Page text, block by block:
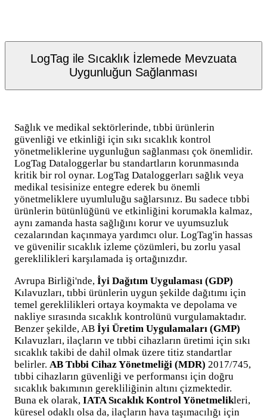
LogTag ile Sıcaklık İzlemede Mevzuata
Uygunluğun Sağlanması
Sağlık ve medikal sektörlerinde, tıbbi ürünlerin
güvenliği ve etkinliği için sıkı sıcaklık kontrol
yönetmeliklerine uygunluğun sağlanması çok önemlidir.
LogTag Dataloggerlar bu standartların korunmasında
kritik bir rol oynar. LogTag Dataloggerları sağlık veya
medikal tesisinize entegre ederek bu önemli
yönetmeliklere uyumluluğu sağlarsınız. Bu sadece tıbbi
ürünlerin bütünlüğünü ve etkinliğini korumakla kalmaz,
aynı zamanda hasta sağlığını korur ve uyumsuzluk
cezalarından kaçınmaya yardımcı olur. LogTag'in hassas
ve güvenilir sıcaklık izleme çözümleri, bu zorlu yasal
gereklilikleri karşılamada iş ortağınızdır.
Avrupa Birliği'nde, İyi Dağıtım Uygulaması (GDP)
Kılavuzları, tıbbi ürünlerin uygun şekilde dağıtımı için
temel gereklilikleri ortaya koymakta ve depolama ve
nakliye sırasında sıcaklık kontrolünü vurgulamaktadır.
Benzer şekilde, AB İyi Üretim Uygulamaları (GMP)
Kılavuzları, ilaçların ve tıbbi cihazların üretimi için sıkı
sıcaklık takibi de dahil olmak üzere titiz standartlar
belirler. AB Tıbbi Cihaz Yönetmeliği (MDR) 2017/745,
tıbbi cihazların güvenliği ve performansı için doğru
sıcaklık bakımının gerekliliğinin altını çizmektedir.
Buna ek olarak, IATA Sıcaklık Kontrol Yönetmelikleri,
küresel odaklı olsa da, ilaçların hava taşımacılığı için